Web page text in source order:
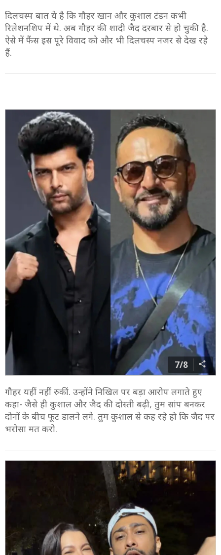
दिलचस्प बात ये है कि गौहर खान और कुशाल टंडन कभी
रिलेशनशिप में थे. अब गौहर की शादी जैद दरबार से हो चुकी है.
ऐसे में फैंस इस पूरे विवाद को और भी दिलचस्प नजर से देख रहे
हैं.
7/8
गौहर यहीं नहीं रुकीं. उन्होंने निखिल पर बड़ा आरोप लगाते हुए
कहा- जैसे ही कुशाल और जैद की दोस्ती बढ़ी, तुम सांप बनकर
दोनों के बीच फूट डालने लगे. तुम कुशाल से कह रहे हो कि जैद पर
भरोसा मत करो.